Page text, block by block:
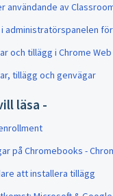
användande av
och tillägg i Chrome
tillägg och genvägar
läsa -
på Chromebooks -
att installera tillägg